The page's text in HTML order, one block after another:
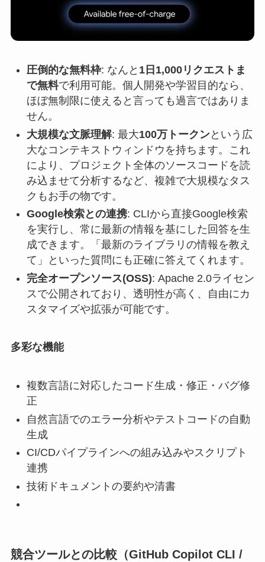
圧倒的な無料枠: なんと 1日1,000リクエストま
で無料で利用可能。個人開発や学習目的なら、
ほぼ無制限に使えると言っても過言ではありま
せん。
大規模な文脈理解: 最大100万トークンという広
大なコンテキストウィンドウを持ちます。これ
により、プロジェクト全体のソースコードを読
み込ませて分析するなど、複雑で大規模なタス
クもお手の物です。
Google検索との連携: CLIから直接Google検索
を実行し、常に最新の情報を基にした回答を生
成できます。「最新のライブラリの情報を教え
て」といった質問にも正確に答えてくれます。
完全オープンソース(OSS): Apache 2.0ライセン
スで公開されており、透明性が高く、自由にカ
スタマイズや拡張が可能です。
多彩な機能
複数言語に対応したコード生成・修正・バグ修
正
自然言語でのエラー分析やテストコードの自動
生成
CI/CDパイプラインへの組み込みやスクリプト
連携
技術ドキュメントの要約や清書
競合ツールとの比較（GitHub Copilot CLI /